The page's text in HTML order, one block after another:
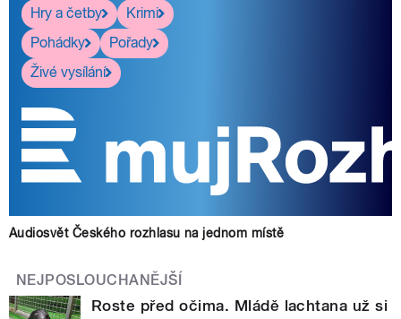
Hry a četby
Krimi
Pohádky
Pořady
Živé vysílání
Audiosvět Českého rozhlasu na jednom místě
NEJPOSLOUCHANĚJŠÍ
Roste před očima. Mládě lachtana už si